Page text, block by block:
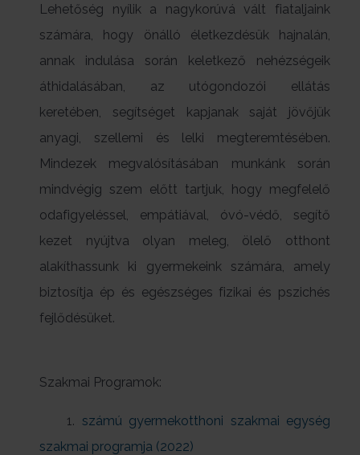
Lehetőség nyílik a nagykorúvá vált fiataljaink
számára, hogy önálló életkezdésük hajnalán,
annak indulása során keletkező nehézségeik
áthidalásában, az utógondozói ellátás
keretében, segítséget kapjanak saját jövőjük
anyagi, szellemi és lelki megteremtésében.
Mindezek megvalósításában munkánk során
mindvégig szem előtt tartjuk, hogy megfelelő
odafigyeléssel, empátiával, óvó-védő, segítő
kezet nyújtva olyan meleg, ölelő otthont
alakíthassunk ki gyermekeink számára, amely
biztosítja ép és egészséges fizikai és pszichés
fejlődésüket.
Szakmai Programok:
1. számú gyermekotthoni szakmai egység
szakmai programja (2022)